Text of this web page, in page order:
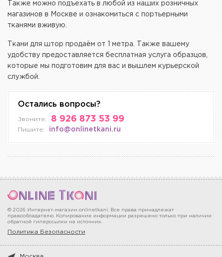
Также можно подъехать в любой из наших розничных
магазинов в Москве и ознакомиться с портьерными
тканями вживую.
Ткани для штор продаём от 1 метра. Также вашему
удобству предоставляется бесплатная услуга образцов,
которые мы подготовим для вас и вышлем курьерской
службой.
Остались вопросы?
Звоните: 8 926 873 53 99
Пишите: info@onlinetkani.ru
© 2026 Интернет-магазин onlinetkani. Все права принадлежат
правообладателю. Копирование информации разрешено только при наличии
обратной гиперссылки на источник.
Политика Безопасности